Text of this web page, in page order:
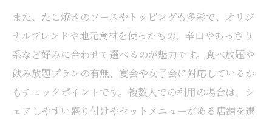
また、たこ焼きのソースやトッピングも多彩で、オリジ
ナルブレンドや地元食材を使ったもの、辛口やあっさり
系など好みに合わせて選べるのが魅力です。食べ放題や
飲み放題プランの有無、宴会や女子会に対応しているか
もチェックポイントです。複数人での利用の場合は、シ
ェアしやすい盛り付けやセットメニューがある店舗を選